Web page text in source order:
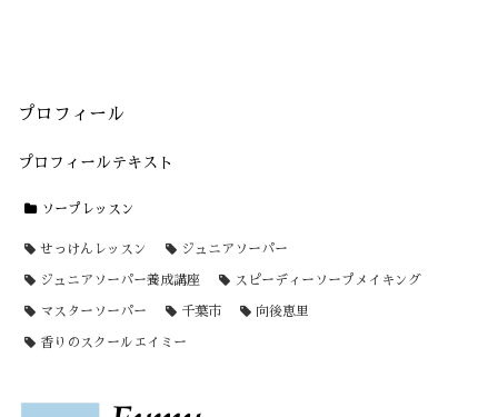
プロフィール
プロフィールテキスト
ソープレッスン
せっけんレッスン ジュニアソーパー
ジュニアソーパー養成講座 スピーディーソープメイキング
マスターソーパー 千葉市 向後恵里
香りのスクールエイミー